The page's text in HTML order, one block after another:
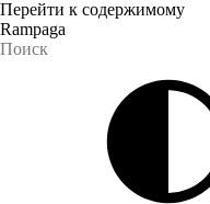
Перейти к содержимому
Rampaga